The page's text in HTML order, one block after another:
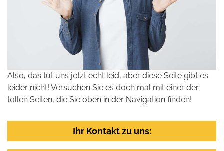
Also, das tut uns jetzt echt leid, aber diese Seite gibt es
leider nicht! Versuchen Sie es doch mal mit einer der
tollen Seiten, die Sie oben in der Navigation finden!
Ihr Kontakt zu uns: